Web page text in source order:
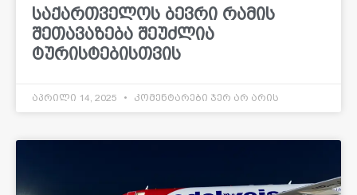
საქართველოს ბევრი რამის
შეთავაზება შეუძლია
ტურისტებისთვის
აპრილი 14, 2025 კომენტარები ჯერ არ არის